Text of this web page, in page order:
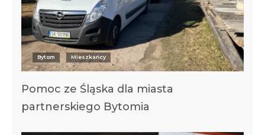
Bytom Mieszkańcy
Pomoc ze Śląska dla miasta
partnerskiego Bytomia